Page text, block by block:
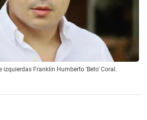
Franklin Humberto 'Beto' Coral.